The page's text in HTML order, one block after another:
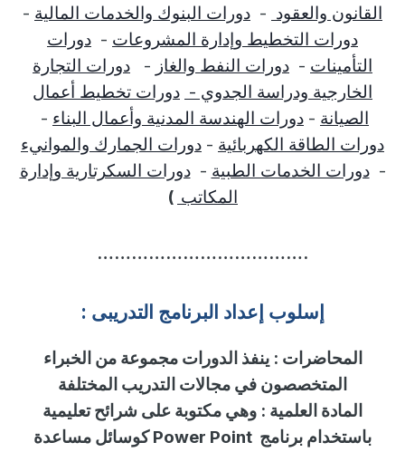
القانون والعقود - دورات البنوك والخدمات المالية-
دورات التخطيط وإدارة المشروعات-
دورات
التأمينات- دورات النفط والغاز -
دورات التجارة
الخارجية ودراسة الجدوي - دورات تخطيط أعمال
الصيانة- دورات الهندسة المدنية وأعمال البناء-
دورات الطاقة الكهربائية- دورات الجمارك والموانيء
-
دورات الخدمات الطبية-
دورات السكرتارية وإدارة
المكاتب )
……………………………….
إسلوب عداد البرنامج التدريبى :
المحاضرات: ينفذ الدورات مجموعة من الخبراء
المتخصصون في مجالات التدريب المختلفة
المادة العلمية:
وهي مكتوبة على شرائح تعليمية
باستخدام برنامج Power Point كوسائل مساعدة